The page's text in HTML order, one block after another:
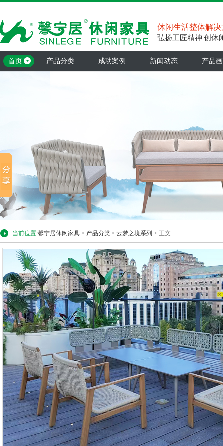
休闲生活整体解决
弘扬工匠精神 创休
首页 产品分类 成功案例 新闻动态 产品
当前位置:馨宁居休闲家具 > 产品分类 > 云梦之境系列 > 正文